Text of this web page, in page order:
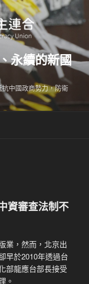
永續的新國
中國政商勢力，防衛
資審查法制不
業，然而，北京出
早於2010年透過台
部龍應台部長接受
。